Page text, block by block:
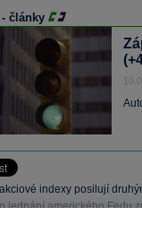
- články
indexy posilují
jednání amerického Fedu